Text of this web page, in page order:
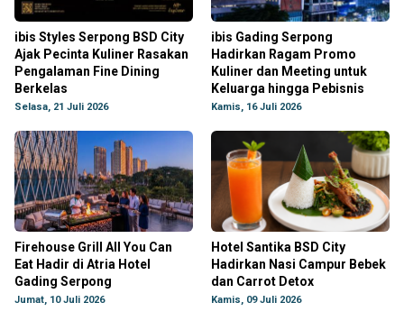
ibis Styles Serpong BSD City
Ajak Pecinta Kuliner Rasakan
Pengalaman Fine Dining
Berkelas
Selasa, 21 Juli 2026
ibis Gading Serpong
Hadirkan Ragam Promo
Kuliner dan Meeting untuk
Keluarga hingga Pebisnis
Kamis, 16 Juli 2026
Firehouse Grill All You Can
Eat Hadir di Atria Hotel
Gading Serpong
Jumat, 10 Juli 2026
Hotel Santika BSD City
Hadirkan Nasi Campur Bebek
dan Carrot Detox
Kamis, 09 Juli 2026